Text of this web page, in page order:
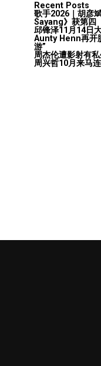
Recent Posts
歌手2026｜胡彦
Sayang》获第四
邱锋泽11月14日
Aunty Henn再开
游”
周杰伦遭影射有
周兴哲10月来马